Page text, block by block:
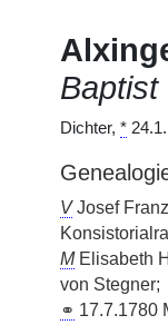
Baptist
Dichter, *
VJosef
MElisabeth
von Stegner;
⚭ 17.7.1780